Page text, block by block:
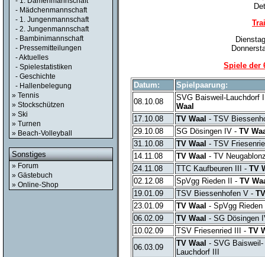
- Mädchenmannschaft
- 1. Jungenmannschaft
- 2. Jungenmannschaft
- Bambinimannschaft
- Pressemitteilungen
- Aktuelles
- Spielestatistiken
- Geschichte
- Hallenbelegung
» Tennis
» Stockschützen
» Ski
» Turnen
» Beach-Volleyball
Sonstiges
» Forum
» Gästebuch
» Online-Shop
Spiele der
Datum:
Spielpaarung:
08.10.08
SVG Baisweil-Lauchdorf
Waal
17.10.08
TV Waal - TSV
29.10.08
SG Dösingen IV - TV
31.10.08
TV Waal - TSV
14.11.08
TV Waal - TV
24.11.08
TTC Kaufbeuren III - TV
02.12.08
SpVgg Rieden II - TV
19.01.09
TSV Biessenhofen V -
23.01.09
TV Waal - SpVgg Rieden
06.02.09
TV Waal - SG Dösingen
10.02.09
TSV Friesenried III - TV
06.03.09
TV Waal - SVG Baisweil-
Lauchdorf III